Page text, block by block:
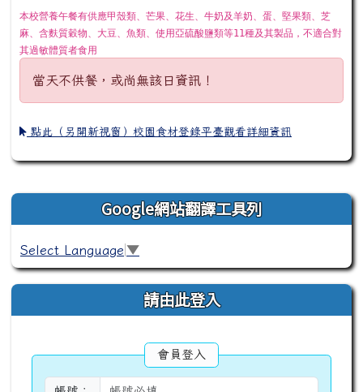
本校營養午餐有供應甲殼類、芒果、花生、牛奶及羊奶、蛋、堅果類、芝
麻、含麩質穀物、大豆、魚類、使用亞硫酸鹽類等11種及其製品，不適合對
其過敏體質者食用
當天不供餐，或尚無該日資訊！
點此（另開新視窗）校園食材登錄平臺觀看詳細資訊
右邊區域內容Google網站翻譯工具列
Select Language ▼
請由此登入
會員登入